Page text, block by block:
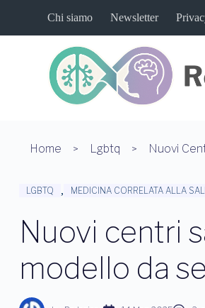
l
Chi siamo Newsletter
Home Lgbtq
LGBTQ , MEDICINA CORRELATA ALLA
Nuovi centri
modello da